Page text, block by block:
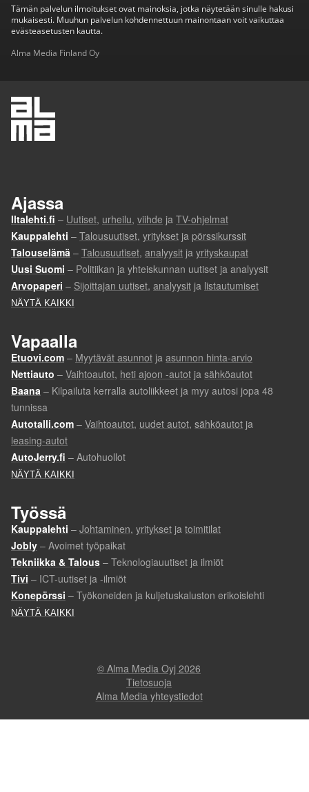
Tämän palvelun ilmoitukset ovat mainoksia, jotka näytetään sinulle hakusi
mukaisesti. Muuhun palvelun kohdennettuun mainontaan voit vaikuttaa
evästeasetusten kautta.
Alma Media Finland Oy